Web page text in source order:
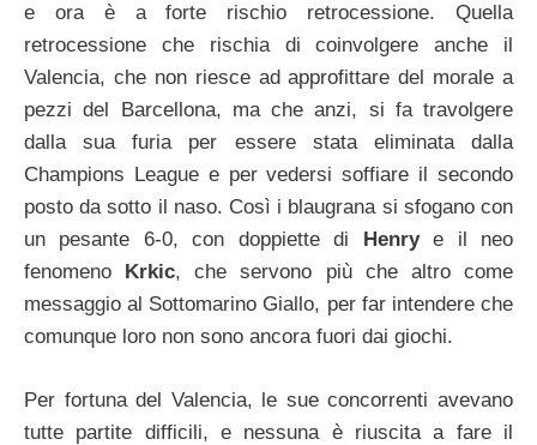
e ora è a forte rischio retrocessione. Quella
retrocessione che rischia di coinvolgere anche il
Valencia, che non riesce ad approfittare del morale a
pezzi del Barcellona, ma che anzi, si fa travolgere
dalla sua furia per essere stata eliminata dalla
Champions League e per vedersi soffiare il secondo
posto da sotto il naso. Così i blaugrana si sfogano con
un pesante 6-0, con doppiette di Henrye il neo
fenomeno Krkic, che servono più che altro come
messaggio al Sottomarino Giallo, per far intendere che
comunque loro non sono ancora fuori dai giochi.
Per fortuna del Valencia, le sue concorrenti avevano
tutte partite difficili, e nessuna è riuscita a fare il